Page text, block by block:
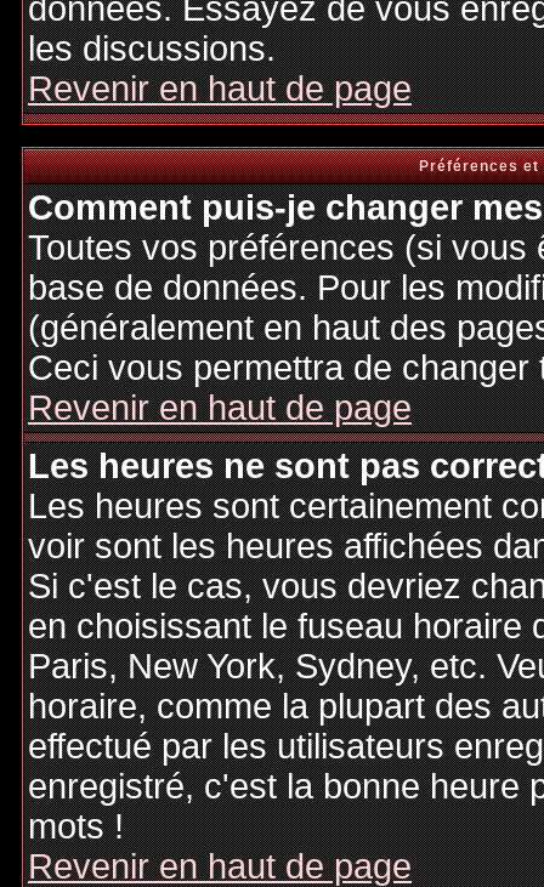
données. Essayez de vous
les discussions.
Revenir en haut de page
Préférences
Comment puis-je changer
Toutes vos préférences (si
base de données. Pour les
(généralement en haut des
Ceci vous permettra de
Revenir en haut de page
Les heures ne sont pas
Les heures sont certainement
voir sont les heures affichées
Si c'est le cas, vous devriez
en choisissant le fuseau horaire
Paris, New York, Sydney, etc.
horaire, comme la plupart des
effectué par les utilisateurs
enregistré, c'est la bonne heure
mots !
Revenir en haut de page